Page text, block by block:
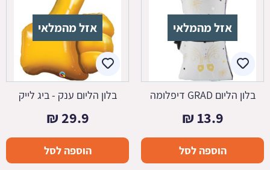
אזל מהמלאי
בלון הליום GRAD דיפלומה
13.9
₪
הוספה לסל
אזל מהמלאי
בלון הליום ענק - ביג לייק
29.9
₪
הוספה לסל